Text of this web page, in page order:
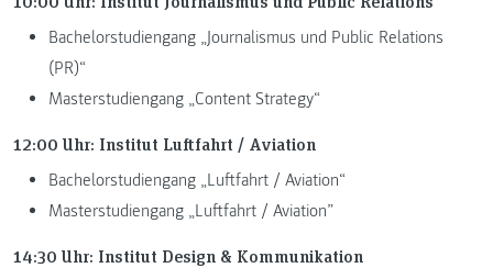
Bachelorstudiengang „Journalismus und Public Relations
(PR)“
Masterstudiengang „Content Strategy“
12:00 Uhr: Institut Luftfahrt / Aviation
Bachelorstudiengang „Luftfahrt / Aviation“
Masterstudiengang „Luftfahrt / Aviation”
14:30 Uhr: Institut Design & Kommunikation